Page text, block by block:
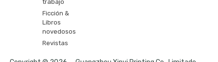
trabajo
Ficción &
Libros
novedosos
Revistas